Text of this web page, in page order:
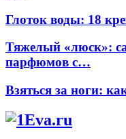
Глоток воды: 18
Тяжелый «люск»:
парфюмов с…
Взяться за ноги: